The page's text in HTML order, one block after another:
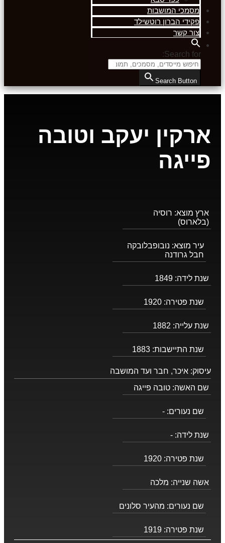
מסמכי המושבות
פקידי הברון רוטשילד
צור קשר
Search for:
Search Button
ארקין יעקב וטובה
פייגה
ארץ מוצא: רוסיה
(בלארוס)
עיר מוצא: נובופבלובקה
חבל גרודנה
שנת לידה: 1849
שנת פטירה: 1920
שנת עלייה: 1882
שנת התיישבות: 1883
עיסוק: איכר, חבר ועד המושבה
שם האשה: טובה פייגה
שם נעורים: -
שנת לידה: -
שנת פטירה: 1920
אשה שנייה: מלכה
שם נעורים: מהעיר סלונים
שנת פטירה: 1919